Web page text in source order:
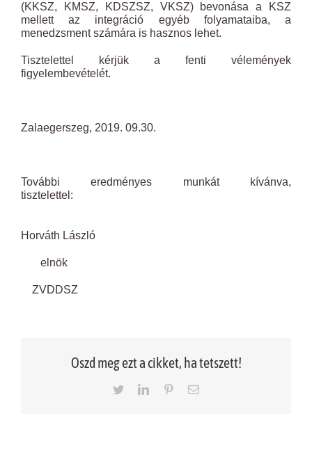
(KKSZ, KMSZ, KDSZSZ, VKSZ) bevonása a KSZ
mellett az integráció egyéb folyamataiba, a
menedzsment számára is hasznos lehet.
Tisztelettel kérjük a fenti vélemények
figyelembevételét.
Zalaegerszeg, 2019. 09.30.
További eredményes munkát kívánva,
Horváth László
elnök
ZVDDSZ
Oszd meg ezt a cikket, ha tetszett!
TwitterLinkedInPinterestEmail